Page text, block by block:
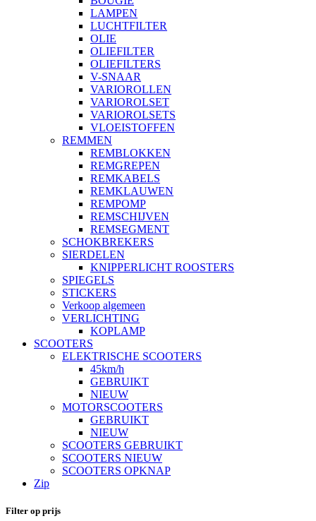
LAMPEN
LUCHTFILTER
OLIE
OLIEFILTER
OLIEFILTERS
V-SNAAR
VARIOROLLEN
VARIOROLSET
VARIOROLSETS
VLOEISTOFFEN
REMMEN
REMBLOKKEN
REMGREPEN
REMKABELS
REMKLAUWEN
REMPOMP
REMSCHIJVEN
REMSEGMENT
SCHOKBREKERS
SIERDELEN
KNIPPERLICHT ROOSTERS
SPIEGELS
STICKERS
Verkoop algemeen
VERLICHTING
KOPLAMP
SCOOTERS
ELEKTRISCHE SCOOTERS
45km/h
GEBRUIKT
NIEUW
MOTORSCOOTERS
GEBRUIKT
NIEUW
SCOOTERS GEBRUIKT
SCOOTERS NIEUW
SCOOTERS OPKNAP
Zip
Filter op prijs